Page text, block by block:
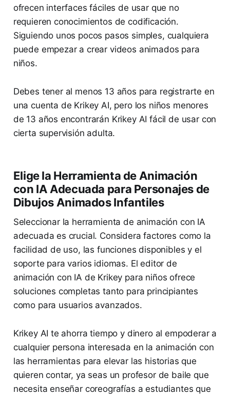
ofrecen interfaces fáciles de usar que no
requieren conocimientos de codificación.
Siguiendo unos pocos pasos simples, cualquiera
puede empezar a crear videos animados para
niños.
Debes tener al menos 13 años para registrarte en
una cuenta de Krikey AI, pero los niños menores
de 13 años encontrarán Krikey AI fácil de usar con
cierta supervisión adulta.
Elige la Herramienta de Animación
con IA Adecuada para Personajes de
Dibujos Animados Infantiles
Seleccionar la herramienta de animación con IA
adecuada es crucial. Considera factores como la
facilidad de uso, las funciones disponibles y el
soporte para varios idiomas. El editor de
animación con IA de Krikey para niños ofrece
soluciones completas tanto para principiantes
como para usuarios avanzados.
Krikey AI te ahorra tiempo y dinero al empoderar a
cualquier persona interesada en la animación con
las herramientas para elevar las historias que
quieren contar, ya seas un profesor de baile que
necesita enseñar coreografías a estudiantes que